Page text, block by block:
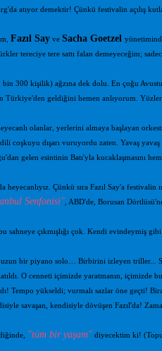
atıyor demektir! Çünkü festivalin açılış
Fazıl Sayve Sacha Goetzel
tereciye tere sattı falan demeyeceğim;
bin 300 kişilik) ağzına dek dolu. En çoğu
Türkiye'den geldiğini hemen anlıyorum.
olanlar, yerlerini almaya başlayan
coşkuyu dışarı vuruyordu zaten. Yavaş
gelen esintinin Batı'yla kucaklaşmasını
heyecanlıyız. Çünkü sıra Fazıl Say'a
Senfonisi" , ABD'de, Borusan
bu sahneye çıkmışlığı çok. Kendi evindeymiş
bir piyano solo… Birbirini izleyen triller...
O cenneti içimizde yaratmanın,
Tempo yükseldi; vurmalı sazlar öne geçti!
savaşan, kendisiyle dövüşen Fazıl'da!
"tüm bir yaşam" diyecektim ki! (Topu